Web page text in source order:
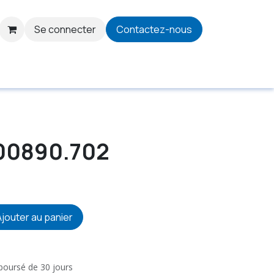
Se connecter
Contactez-nous
au panier
de 30 jours